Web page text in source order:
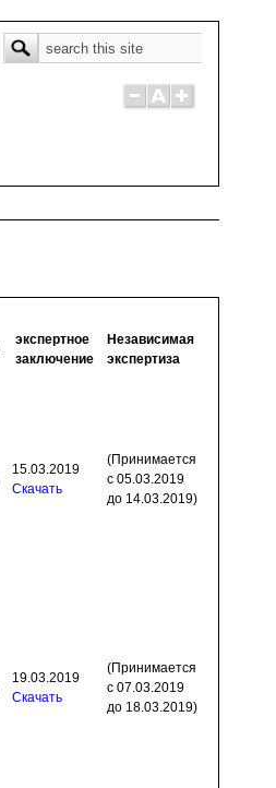
Форма поиска
Поиск
экспертное
заключение
Независимая
экспертиза
15.03.2019
Скачать
(Принимается
с 05.03.2019
до 14.03.2019)
19.03.2019
Скачать
(Принимается
с 07.03.2019
до 18.03.2019)